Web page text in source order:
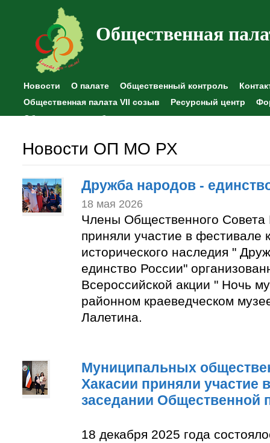
Общественная
Новости О палате Общественный контроль
Общественная палата VII созыв
Ресурсный центр
Общественные наблюдения
Новости ОП МО РХ
Дружба народов -
18 мая 2026
Члены Общественного Совета
приняли участие в фестивале
исторического наследия "
единство России"
Всероссийской акции " Ночь
районном краеведческом
Лалетина.
Муниципальных
Хакасии приняли участие
заседании Общественной
18 декабря 2025 года